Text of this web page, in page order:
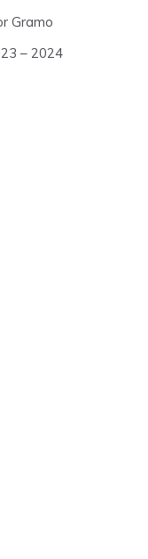
Gramo
– 2024